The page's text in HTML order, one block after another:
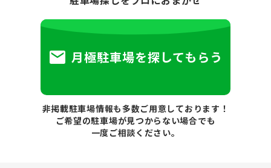
月極駐車場を探してもらう
非掲載駐車場情報も多数ご用意しております！
ご希望の駐車場が見つからない場合でも
一度ご相談ください。